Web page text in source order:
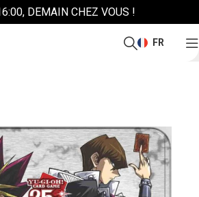
DEMAIN CHEZ VOUS !
FR